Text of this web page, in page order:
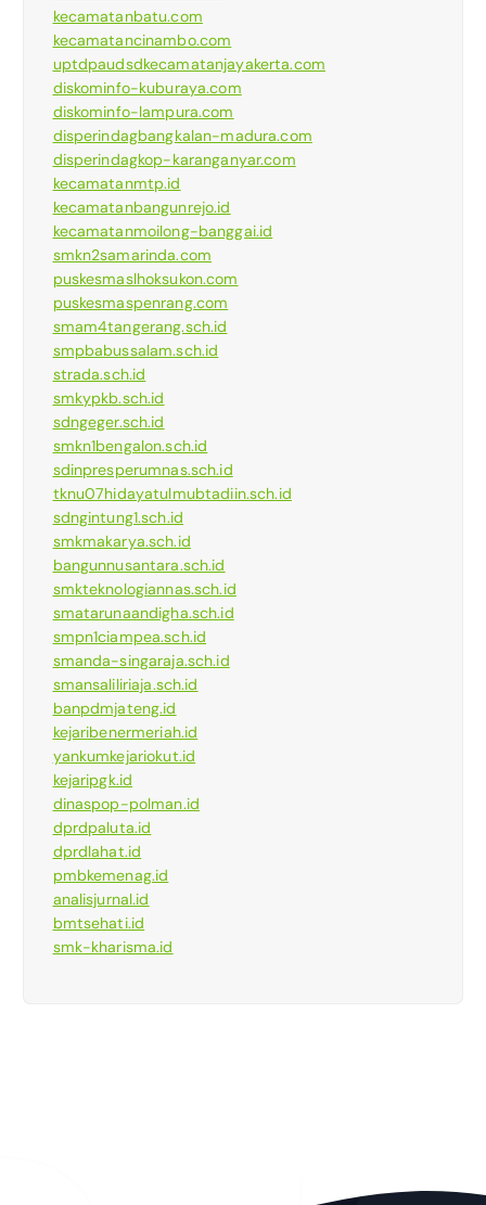
kecamatanbatu.com
kecamatancinambo.com
uptdpaudsdkecamatanjayakerta.com
diskominfo-kuburaya.com
diskominfo-lampura.com
disperindagbangkalan-madura.com
disperindagkop-karanganyar.com
kecamatanmtp.id
kecamatanbangunrejo.id
kecamatanmoilong-banggai.id
smkn2samarinda.com
puskesmaslhoksukon.com
puskesmaspenrang.com
smam4tangerang.sch.id
smpbabussalam.sch.id
strada.sch.id
smkypkb.sch.id
sdngeger.sch.id
smkn1bengalon.sch.id
sdinpresperumnas.sch.id
tknu07hidayatulmubtadiin.sch.id
sdngintung1.sch.id
smkmakarya.sch.id
bangunnusantara.sch.id
smkteknologiannas.sch.id
smatarunaandigha.sch.id
smpn1ciampea.sch.id
smanda-singaraja.sch.id
smansaliliriaja.sch.id
banpdmjateng.id
kejaribenermeriah.id
yankumkejariokut.id
kejaripgk.id
dinaspop-polman.id
dprdpaluta.id
dprdlahat.id
pmbkemenag.id
analisjurnal.id
bmtsehati.id
smk-kharisma.id